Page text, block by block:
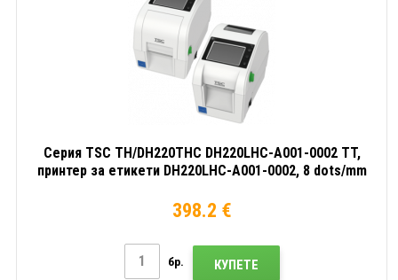
Серия TSC TH/DH220THC DH220LHC-A001-0002 TT,
принтер за етикети DH220LHC-A001-0002, 8 dots/mm
Ethernet, комплект (USB)
398.2 €
бр. КУПЕТЕ